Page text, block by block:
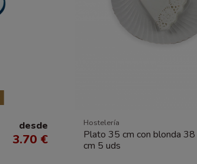
desde
3.70 €
Hostelería
Plato 35 cm con blonda 38
cm 5 uds